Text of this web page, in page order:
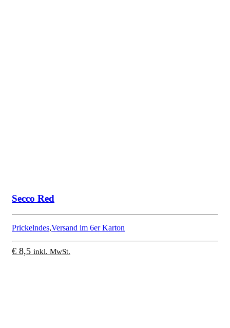
Secco Red
Prickelndes,Versand im 6er Karton
€ 8,5 inkl. MwSt.